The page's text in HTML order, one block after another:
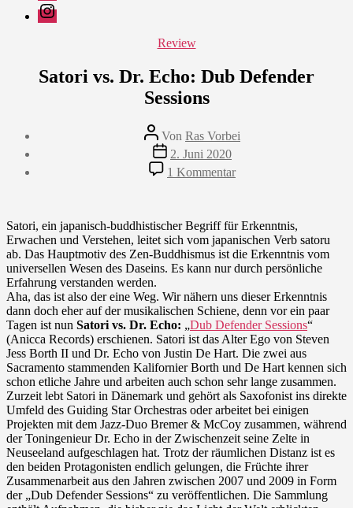
Instagram
Kategorien
Review
Satori vs. Dr. Echo: Dub Defender
Sessions
Beitragsautor
Von Ras Vorbei
Veröffentlichungsdatum
2. Juni 2020
1 Kommentarzu
Satori
Echo:
Dub
Defender
Sessions
Satori, ein japanisch-buddhistischer Begriff für Erkenntnis,
Erwachen und Verstehen, leitet sich vom japanischen Verb satoru
ab. Das Hauptmotiv des Zen-Buddhismus ist die Erkenntnis vom
universellen Wesen des Daseins. Es kann nur durch persönliche
Erfahrung verstanden werden.
Aha, das ist also der eine Weg. Wir nähern uns dieser Erkenntnis
dann doch eher auf der musikalischen Schiene, denn vor ein paar
Tagen ist nun Satori vs. Dr. Echo: „Dub Defender Sessions“
(Anicca Records) erschienen. Satori ist das Alter Ego von Steven
Jess Borth II und Dr. Echo von Justin De Hart. Die zwei aus
Sacramento stammenden Kalifornier Borth und De Hart kennen sich
schon etliche Jahre und arbeiten auch schon sehr lange zusammen.
Zurzeit lebt Satori in Dänemark und gehört als Saxofonist ins direkte
Umfeld des Guiding Star Orchestras oder arbeitet bei einigen
Projekten mit dem Jazz-Duo Bremer & McCoy zusammen, während
der Toningenieur Dr. Echo in der Zwischenzeit seine Zelte in
Neuseeland aufgeschlagen hat. Trotz der räumlichen Distanz ist es
den beiden Protagonisten endlich gelungen, die Früchte ihrer
Zusammenarbeit aus den Jahren zwischen 2007 und 2009 in Form
der „Dub Defender Sessions“ zu veröffentlichen. Die Sammlung